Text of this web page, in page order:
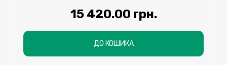
15 420.00 грн.
ДО КОШИКА